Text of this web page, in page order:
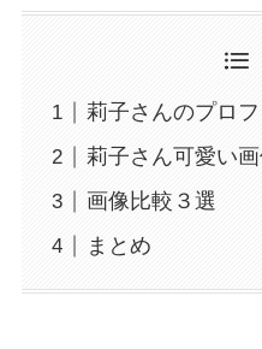
莉子さんのプロ
莉子さん可愛い
画像比較３選
まとめ